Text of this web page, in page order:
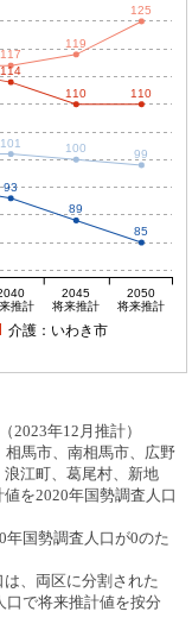
93
89
85
101 100 99
114
110
110
117
119
125
推計
2045
将来推計
2050
将来推計
介護：いわき市
2023年12月推計）
馬市、南相馬市、広野
江町、葛尾村、新地
を2020年国勢調査人口
国勢調査人口が0のた
、両区に分割された
口で将来推計値を按分